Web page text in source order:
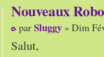
Nouveaux
parSluggy » Dim
Salut,